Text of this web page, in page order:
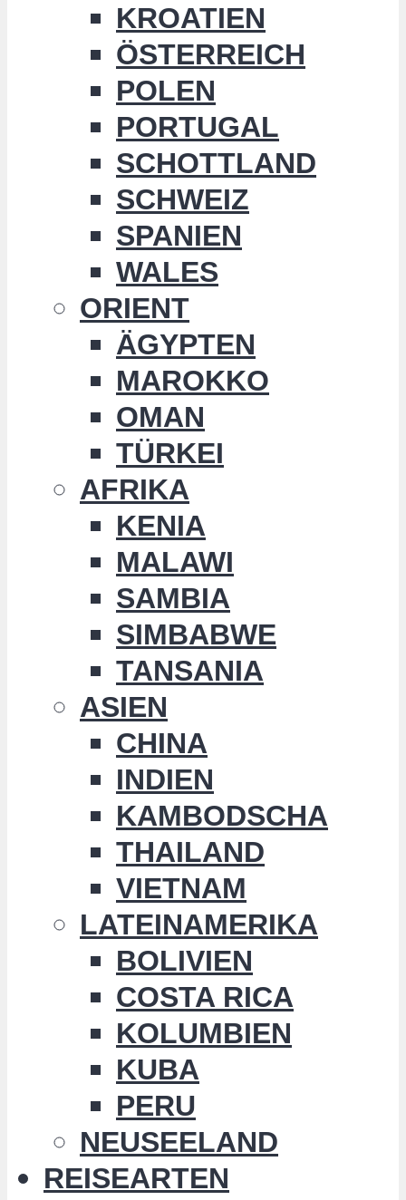
KROATIEN
ÖSTERREICH
POLEN
PORTUGAL
SCHOTTLAND
SCHWEIZ
SPANIEN
WALES
ORIENT
ÄGYPTEN
MAROKKO
OMAN
TÜRKEI
AFRIKA
KENIA
MALAWI
SAMBIA
SIMBABWE
TANSANIA
ASIEN
CHINA
INDIEN
KAMBODSCHA
THAILAND
VIETNAM
LATEINAMERIKA
BOLIVIEN
COSTA RICA
KOLUMBIEN
KUBA
PERU
NEUSEELAND
REISEARTEN